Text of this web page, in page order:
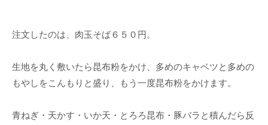
注文したのは、肉玉そば６５０円。
生地を丸く敷いたら昆布粉をかけ、多めのキャベツと多めの
もやしをこんもりと盛り、もう一度昆布粉をかけます。
青ねぎ・天かす・いか天・とろろ昆布・豚バラと積んだら反